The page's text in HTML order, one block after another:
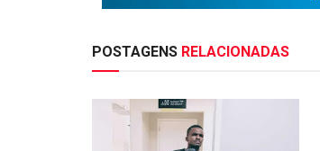
POSTAGENS RELACIONADAS